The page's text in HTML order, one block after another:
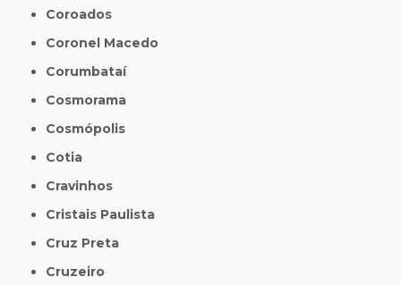
Coroados
Coronel Macedo
Corumbataí
Cosmorama
Cosmópolis
Cotia
Cravinhos
Cristais Paulista
Cruz Preta
Cruzeiro